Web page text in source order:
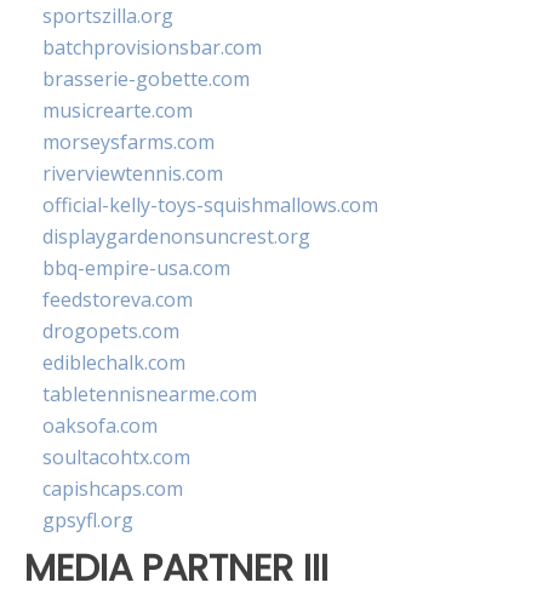
sportszilla.org
batchprovisionsbar.com
brasserie-gobette.com
musicrearte.com
morseysfarms.com
riverviewtennis.com
official-kelly-toys-squishmallows.com
displaygardenonsuncrest.org
bbq-empire-usa.com
feedstoreva.com
drogopets.com
ediblechalk.com
tabletennisnearme.com
oaksofa.com
soultacohtx.com
capishcaps.com
gpsyfl.org
MEDIA PARTNER III